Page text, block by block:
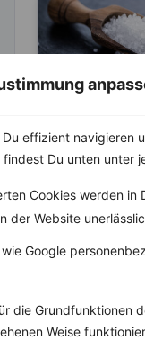
effizient navigieren
Du unten unter
Cookies werden
der Website
Google
die Grundfunktionen
Weise
KRÄUTER &
Salz – Die
lebenswichtiger
nicht mehr weg